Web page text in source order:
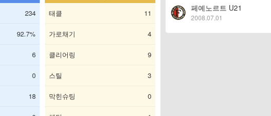
234
92.7%
6
0
18
태클 11
가로채기 4
클리어링 9
스틸 3
막힌슈팅 0
페예노르트 U21
2008.07.01